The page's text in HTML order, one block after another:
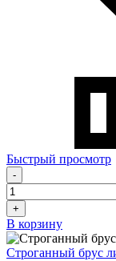
Быстрый просмотр
-
+
В корзину
Строганный брус